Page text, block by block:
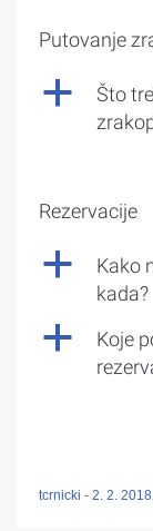
Putovanje
a
Što
Rezervacije
a
Kako
kada?
a
Koje
tcrnicki - 2. 2.